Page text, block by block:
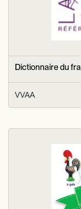
Dictionnaire du
VVAA